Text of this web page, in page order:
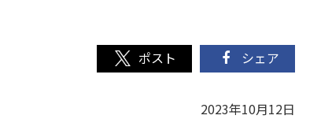
シェア
2023年10月12日